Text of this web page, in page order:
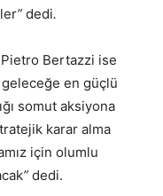
” dedi.
Pietro Bertazzi ise
en güçlü
somut aksiyona
karar alma
için olumlu
” dedi.